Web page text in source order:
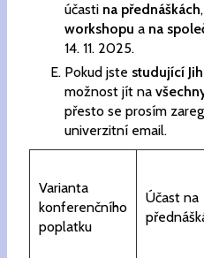
účasti na přednáškách,
workshopu a na
14. 11. 2025.
Pokud jste studující
možnost jít na
přesto se prosím
univerzitní email.
Varianta
konferenčního
poplatku
Účast na